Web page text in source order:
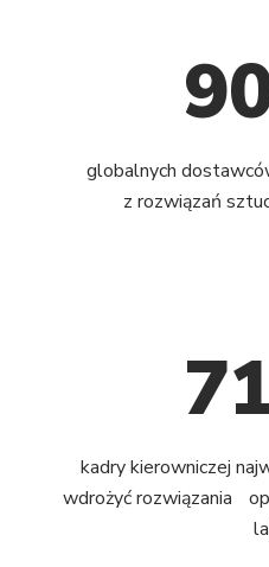
globalnych
z rozwiązań
kadry kierowniczej
wdrożyć rozwiązania